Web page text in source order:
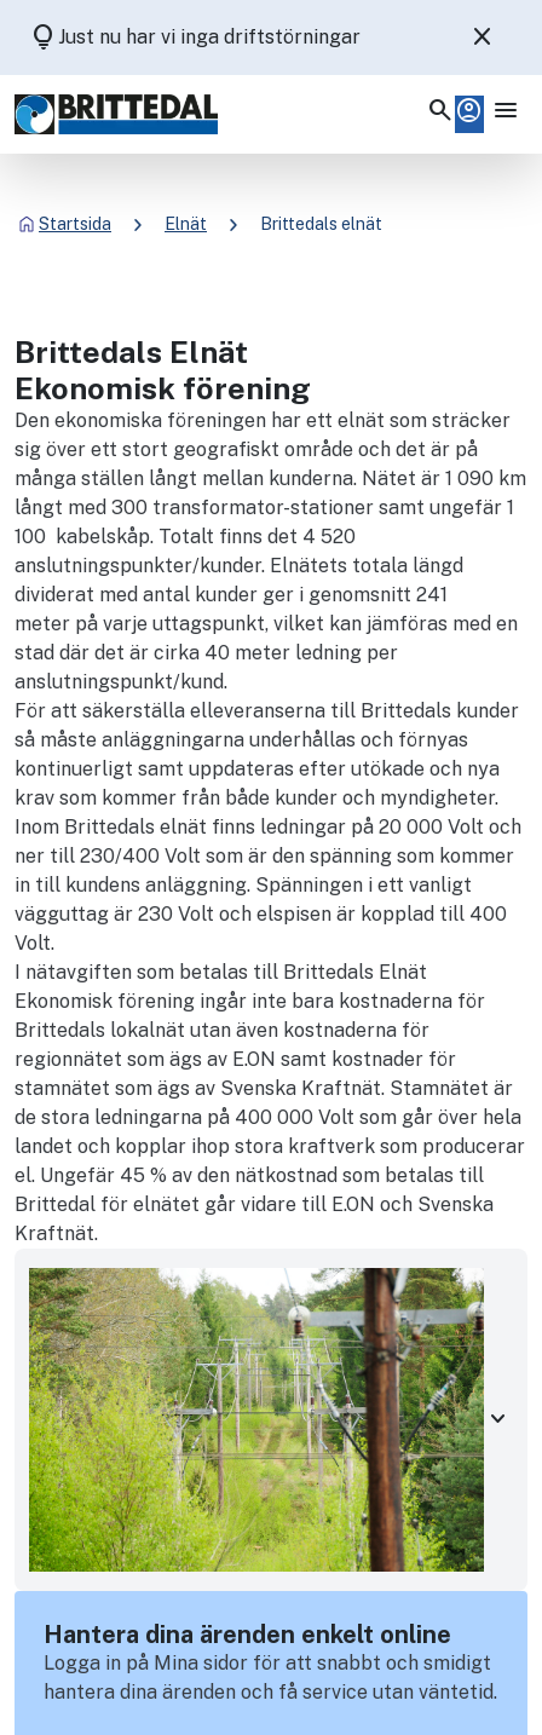
lightbulb Just nu har vi inga driftstörningar close
searchaccount_circle menu
Startsida chevron_right Elnät chevron_right Brittedals elnät
Brittedals Elnät
Ekonomisk förening
Den ekonomiska föreningen har ett elnät som sträcker
sig över ett stort geografiskt område och det är på
många ställen långt mellan kunderna. Nätet är 1 090 km
långt med 300 transformator-stationer samt ungefär 1
100 kabelskåp. Totalt finns det 4 520
anslutningspunkter/kunder. Elnätets totala längd
dividerat med antal kunder ger i genomsnitt 241
meter på varje uttagspunkt, vilket kan jämföras med en
stad där det är cirka 40 meter ledning per
anslutningspunkt/kund.
För att säkerställa elleveranserna till Brittedals kunder
så måste anläggningarna underhållas och förnyas
kontinuerligt samt uppdateras efter utökade och nya
krav som kommer från både kunder och myndigheter.
Inom Brittedals elnät finns ledningar på 20 000 Volt och
ner till 230/400 Volt som är den spänning som kommer
in till kundens anläggning. Spänningen i ett vanligt
vägguttag är 230 Volt och elspisen är kopplad till 400
Volt.
I nätavgiften som betalas till Brittedals Elnät
Ekonomisk förening ingår inte bara kostnaderna för
Brittedals lokalnät utan även kostnaderna för
regionnätet som ägs av E.ON samt kostnader för
stamnätet som ägs av Svenska Kraftnät. Stamnätet är
de stora ledningarna på 400 000 Volt som går över hela
landet och kopplar ihop stora kraftverk som producerar
el. Ungefär 45 % av den nätkostnad som betalas till
Brittedal för elnätet går vidare till E.ON och Svenska
Kraftnät.
keyboard_arrow_down
Hantera dina ärenden enkelt online
Logga in på Mina sidor för att snabbt och smidigt
hantera dina ärenden och få service utan väntetid.